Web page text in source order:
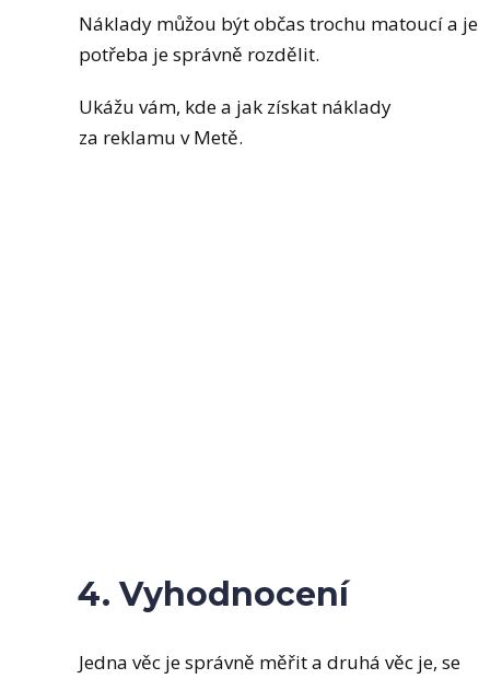
Náklady můžou být občas trochu matoucí a je
potřeba je správně rozdělit.
Ukážu vám, kde a jak získat náklady
za reklamu v Metě.
4. Vyhodnocení
Jedna věc je správně měřit a druhá věc je, se